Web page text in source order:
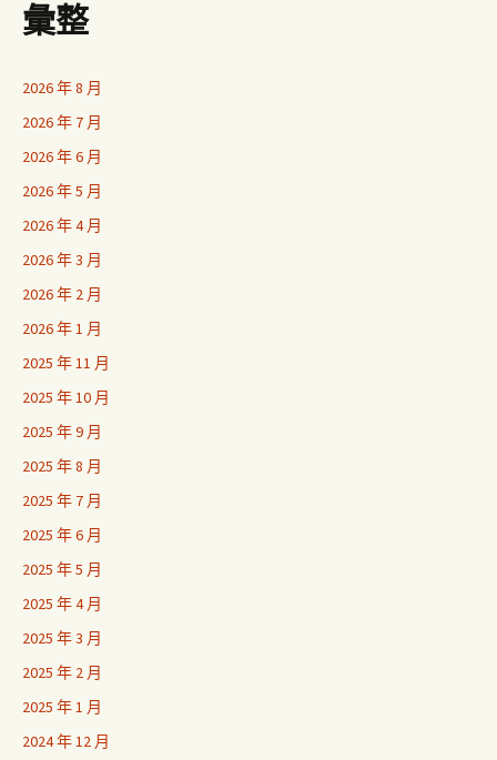
彙整
2026 年 8 月
2026 年 7 月
2026 年 6 月
2026 年 5 月
2026 年 4 月
2026 年 3 月
2026 年 2 月
2026 年 1 月
2025 年 11 月
2025 年 10 月
2025 年 9 月
2025 年 8 月
2025 年 7 月
2025 年 6 月
2025 年 5 月
2025 年 4 月
2025 年 3 月
2025 年 2 月
2025 年 1 月
2024 年 12 月